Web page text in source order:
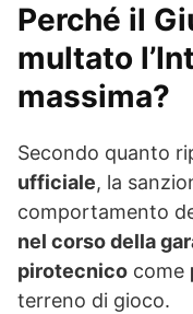
Perché il
multato
massima?
Secondo quanto
ufficiale, la
comportamento
nel corso della
pirotecnico come
terreno di gioco.